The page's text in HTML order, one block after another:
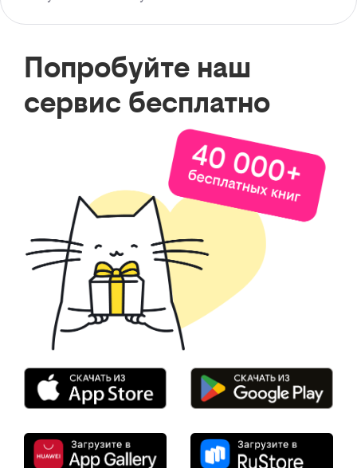
Попробуйте наш
сервис бесплатно